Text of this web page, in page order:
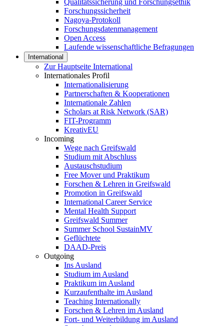
Qualitätssicherung und Forschungsethik
Forschungssicherheit
Nagoya-Protokoll
Forschungsdatenmanagement
Open Access
Laufende wissenschaftliche Befragungen
International
Zur Hauptseite International
Internationales Profil
Internationalisierung
Partnerschaften & Kooperationen
Internationale Zahlen
Scholars at Risk Network (SAR)
FIT-Programm
KreativEU
Incoming
Wege nach Greifswald
Studium mit Abschluss
Austauschstudium
Free Mover und Praktikum
Forschen & Lehren in Greifswald
Promotion in Greifswald
International Career Service
Mental Health Support
Greifswald Summer
Summer School SustainMV
Geflüchtete
DAAD-Preis
Outgoing
Ins Ausland
Studium im Ausland
Praktikum im Ausland
Kurzaufenthalte im Ausland
Teaching Internationally
Forschen & Lehren im Ausland
Fort- und Weiterbildung im Ausland